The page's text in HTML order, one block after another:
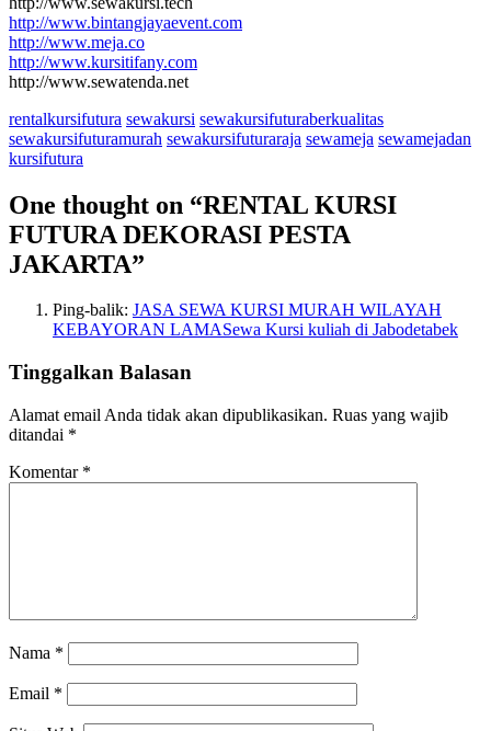
http://www.bintangjayaevent.com
http://www.meja.co
http://www.kursitifany.com
http://www.sewatenda.net
rentalkursifutura sewakursi sewakursifuturaberkualitas
sewakursifuturamurah sewakursifuturaraja sewameja sewamejadan
kursifutura
One thought on “RENTAL KURSI
FUTURA DEKORASI PESTA
JAKARTA”
Ping-balik: JASA SEWA KURSI MURAH WILAYAH
KEBAYORAN LAMASewa Kursi kuliah di Jabodetabek
Tinggalkan Balasan
Alamat email Anda tidak akan dipublikasikan. Ruas yang wajib
ditandai *
Komentar *
Nama *
Email *